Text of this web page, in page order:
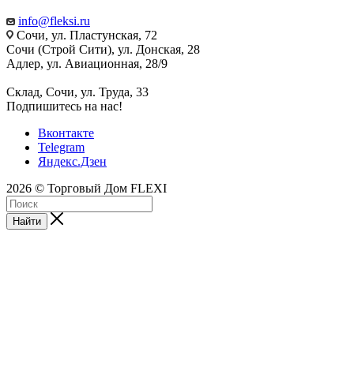
info@fleksi.ru
Сочи, ул. Пластунская, 72
Сочи (Строй Сити), ул. Донская, 28
Адлер, ул. Авиационная, 28/9
Склад, Сочи, ул. Труда, 33
Подпишитесь на нас!
Вконтакте
Telegram
Яндекс.Дзен
2026 © Торговый Дом FLEXI
Найти